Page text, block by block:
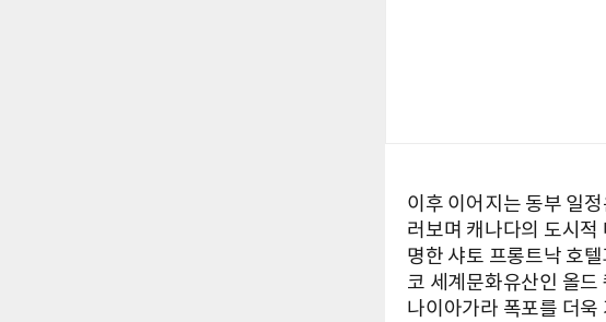
이후 이어지는 동부 일
러보며 캐나다의 도시
명한 샤토 프롱트낙 호
코 세계문화유산인 올드
나이아가라 폭포를 더욱